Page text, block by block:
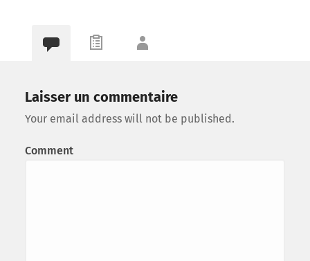
Laisser un commentaire
Your email address will not be published.
Comment